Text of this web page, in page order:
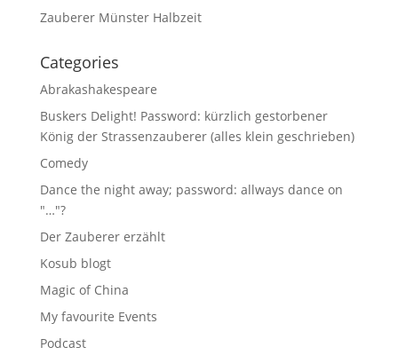
Zauberer Münster Halbzeit
Categories
Abrakashakespeare
Buskers Delight! Password: kürzlich gestorbener
König der Strassenzauberer (alles klein geschrieben)
Comedy
Dance the night away; password: allways dance on
"…"?
Der Zauberer erzählt
Kosub blogt
Magic of China
My favourite Events
Podcast